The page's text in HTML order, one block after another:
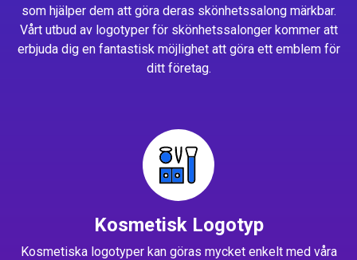
som hjälper dem att göra deras skönhetssalong märkbar.
Vårt utbud av logotyper för skönhetssalonger kommer att
erbjuda dig en fantastisk möjlighet att göra ett emblem för
ditt företag.
Kosmetisk Logotyp
Kosmetiska logotyper kan göras mycket enkelt med våra